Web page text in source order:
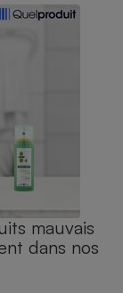
mauvais
dans nos